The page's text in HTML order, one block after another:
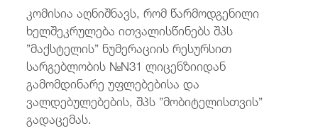
კომისია აღნიშნავს, რომ წარმოდგენილი
ხელშეკრულება ითვალისწინებს შპს
”მაქსტელის” ნუმერაციის რესურსით
სარგებლობის №N31 ლიცენზიიდან
გამომდინარე უფლებებისა და
ვალდებულებების, შპს ”მობიტელისთვის”
გადაცემას.